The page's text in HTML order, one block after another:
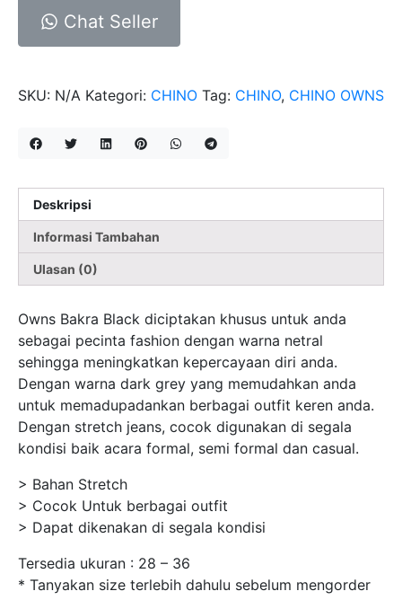
Black Chat Seller
SKU: N/A Kategori: CHINO Tag: CHINO, CHINO OWNS
Deskripsi
Informasi Tambahan
Ulasan (0)
Owns Bakra Black diciptakan khusus untuk anda
sebagai pecinta fashion dengan warna netral
sehingga meningkatkan kepercayaan diri anda.
Dengan warna dark grey yang memudahkan anda
untuk memadupadankan berbagai outfit keren anda.
Dengan stretch jeans, cocok digunakan di segala
kondisi baik acara formal, semi formal dan casual.
> Bahan Stretch
> Cocok Untuk berbagai outfit
> Dapat dikenakan di segala kondisi
Tersedia ukuran : 28 – 36
* Tanyakan size terlebih dahulu sebelum mengorder